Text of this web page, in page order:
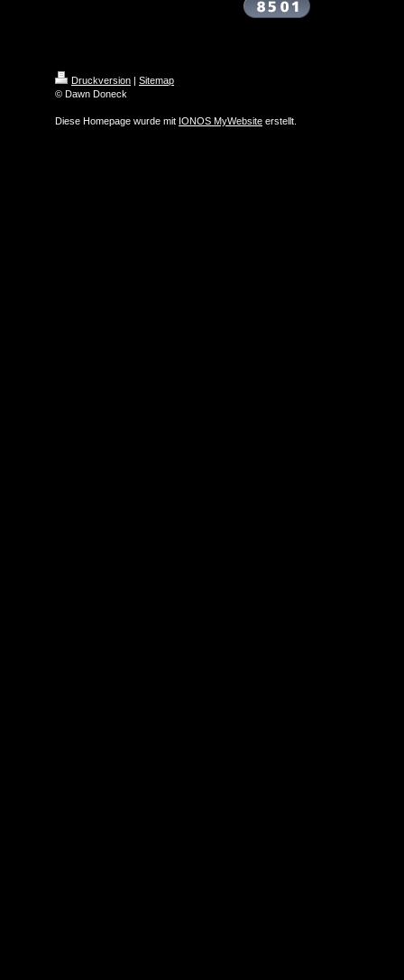
Druckversion | Sitemap
© Dawn Doneck
Diese Homepage wurde mit IONOS MyWebsite erstellt.